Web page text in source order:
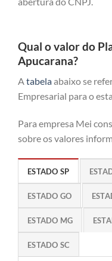
Qual o valor do
Apucarana?
Atabelaabaixo se
Empresarial para o
Para empresa Mei
sobre os valores
ESTADO SP
ESTADO GO
ESTADO MG
ESTADO SC